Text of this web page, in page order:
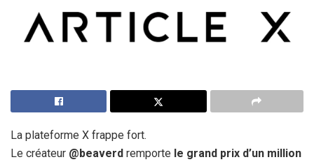
La plateforme X frappe fort.
Le créateur @beaverd remporte le grand prix d’un million